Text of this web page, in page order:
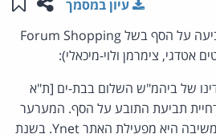
עיון במסמך
דחיית ערעור על מחיקת תביעה על הסף בשל Forum Shopping
אטדגי, צימרמן ולוי-מיכאלי):
של ביהמ"ש השלום בבת-ים [ת"א
על דחיית תביעת התובע על הסף. המערער
מתאר כי הוא נשא איידס. המשיבה היא מפעילת האתר Ynet. בשנת